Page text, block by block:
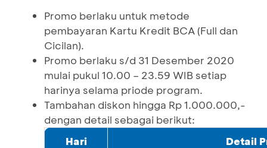
Promo berlaku untuk metode
pembayaran Kartu Kredit BCA (Full dan
Cicilan).
Promo berlaku s/d 31 Desember 2020
mulai pukul 10.00 – 23.59 WIB setiap
harinya selama priode program.
Tambahan diskon hingga Rp 1.000.000,-
dengan detail sebagai berikut:
Hari
Detail